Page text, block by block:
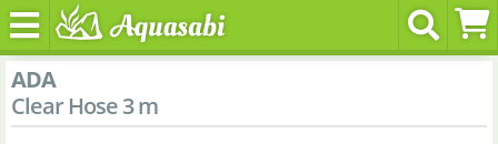
ADA
Clear Hose 3 m